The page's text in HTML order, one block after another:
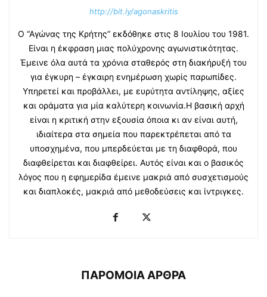
http://bit.ly/agonaskritis
Ο “Αγώνας της Κρήτης” εκδόθηκε στις 8 Ιουλίου του 1981.
Είναι η έκφραση μιας πολύχρονης αγωνιστικότητας.
Έμεινε όλα αυτά τα χρόνια σταθερός στη διακήρυξή του
για έγκυρη – έγκαιρη ενημέρωση χωρίς παρωπίδες.
Υπηρετεί και προβάλλει, με ευρύτητα αντίληψης, αξίες
και οράματα για μία καλύτερη κοινωνία.Η βασική αρχή
είναι η κριτική στην εξουσία όποια κι αν είναι αυτή,
ιδιαίτερα στα σημεία που παρεκτρέπεται από τα
υποσχημένα, που μπερδεύεται με τη διαφθορά, που
διαφθείρεται και διαφθείρει. Αυτός είναι και ο βασικός
λόγος που η εφημερίδα έμεινε μακριά από συσχετισμούς
και διαπλοκές, μακριά από μεθοδεύσεις και ίντριγκες.
ΠΑΡΟΜΟΙΑ ΑΡΘΡΑ